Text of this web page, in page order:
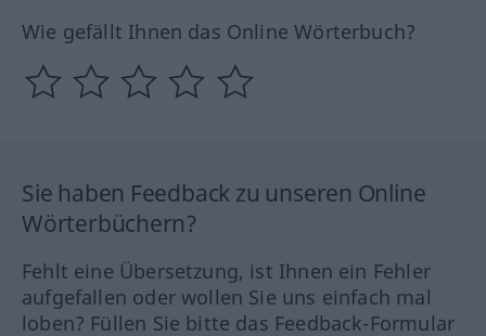
Wie gefällt Ihnen das Online Wörterbuch?
Sie haben Feedback zu unseren Online
Wörterbüchern?
Fehlt eine Übersetzung, ist Ihnen ein Fehler
aufgefallen oder wollen Sie uns einfach mal
loben? Füllen Sie bitte das Feedback-Formular